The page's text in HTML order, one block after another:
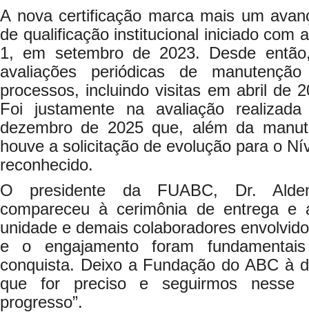
A nova certificação marca mais um
de qualificação institucional iniciado com
1, em setembro de 2023. Desde
avaliações periódicas de
processos, incluindo visitas em abril de
Foi justamente na avaliação
dezembro de 2025 que, além da
houve a solicitação de evolução para o
reconhecido.
O presidente da FUABC, Dr.
compareceu à cerimônia de entrega e
unidade e demais colaboradores
e o engajamento foram
conquista. Deixo a Fundação do ABC à
que for preciso e seguirmos nesse
progresso”.